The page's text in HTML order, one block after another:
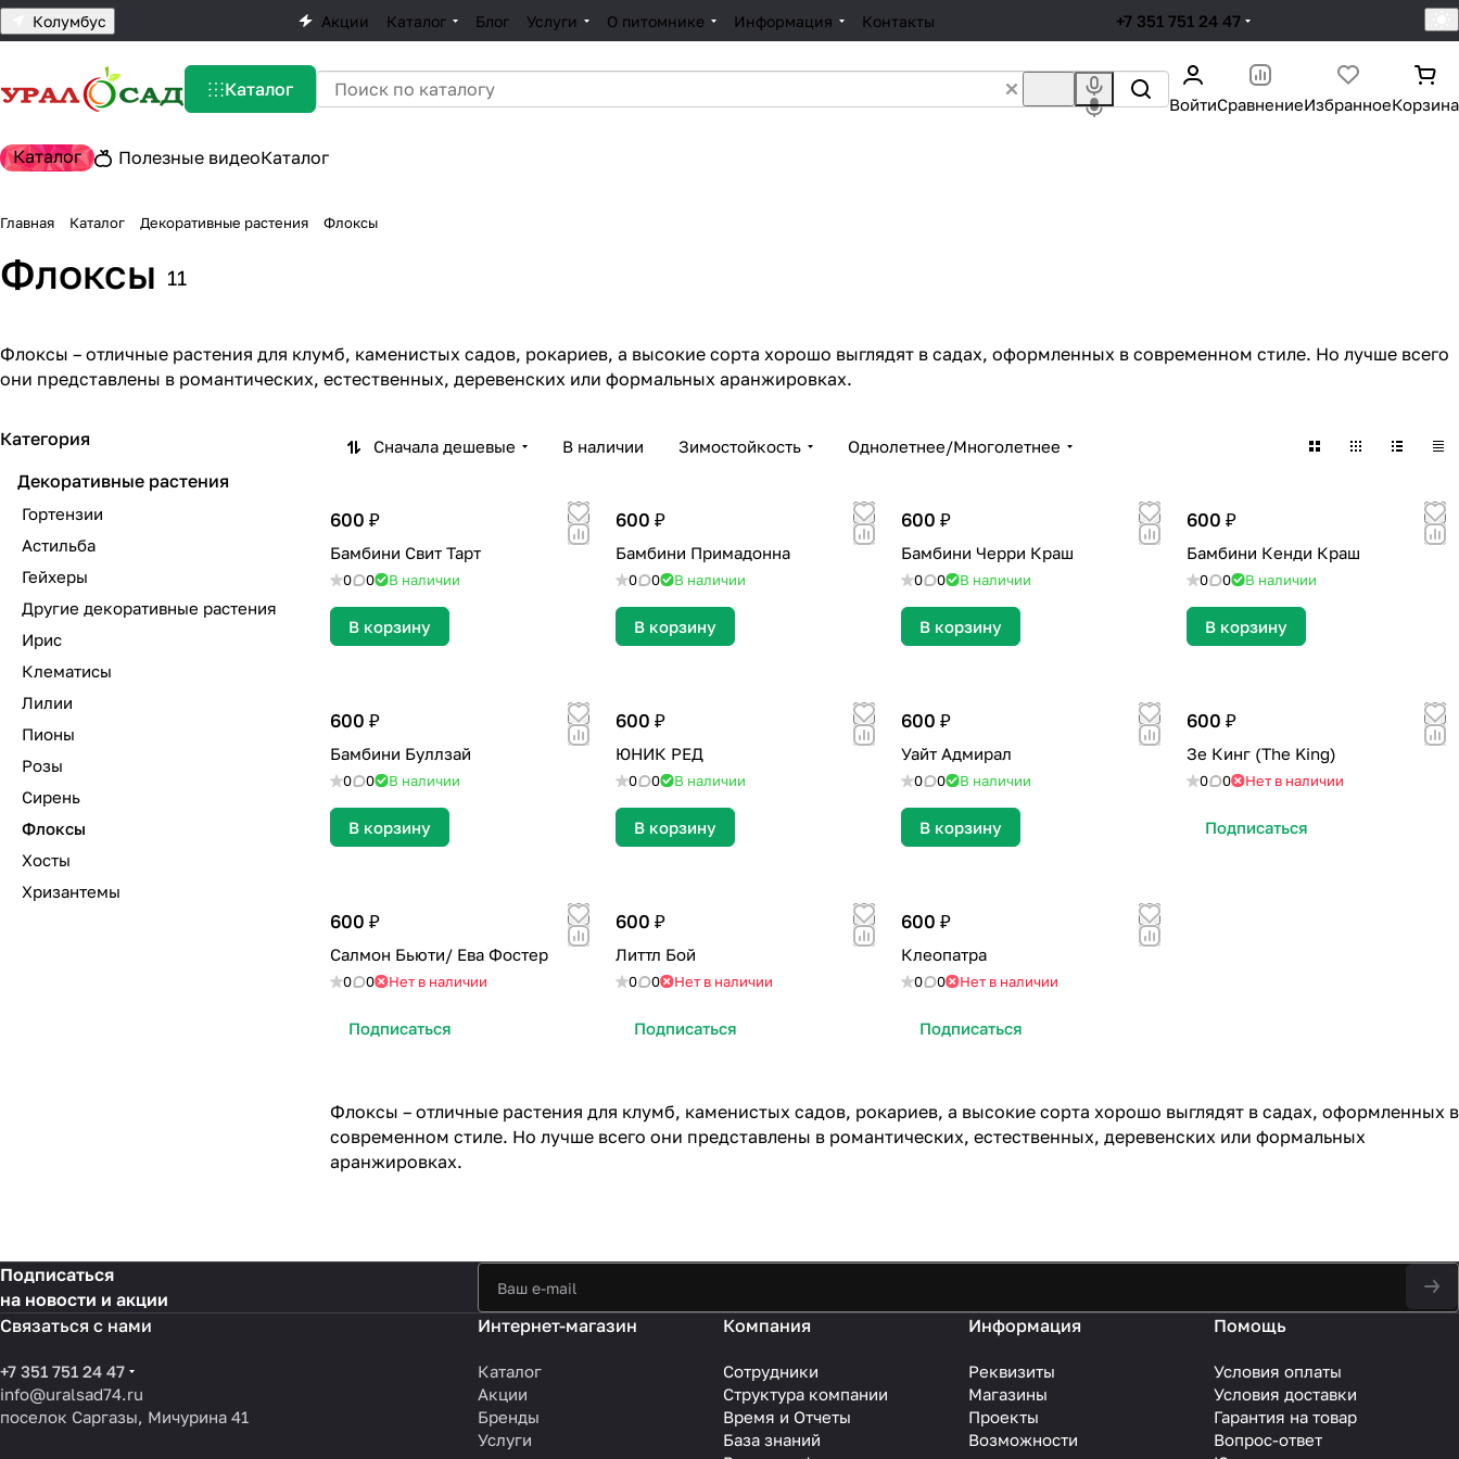
Колумбус Акции Каталог Блог Услуги О питомнике Информация Контакты +7 351 751 24 47
Каталог
ВойтиСравнениеИзбранноеКорзина
Каталог Полезные видеоКаталог
Главная Каталог Декоративные растения Флоксы
Флоксы 11
Флоксы – отличные растения для клумб, каменистых садов, рокариев, а высокие сорта хорошо выглядят в садах, оформленных в современном стиле. Но лучше всего
они представлены в романтических, естественных, деревенских или формальных аранжировках.
Сначала дешевые В наличии Зимостойкость Однолетнее/Многолетнее
600 ₽
Бамбини Свит Тарт
0 0 В наличии
В корзину
600 ₽
Бамбини Примадонна
0 0 В наличии
В корзину
600 ₽
Бамбини Черри Краш
0 0 В наличии
В корзину
600 ₽
Бамбини Кенди Краш
0 0 В наличии
В корзину
600 ₽
Бамбини Буллзай
0 0 В наличии
В корзину
600 ₽
ЮНИК РЕД
0 0 В наличии
В корзину
600 ₽
Уайт Адмирал
0 0 В наличии
В корзину
600 ₽
Зе Кинг (The King)
0 0 Нет в наличии
Подписаться
600 ₽
Салмон Бьюти/ Ева Фостер
0 0 Нет в наличии
Подписаться
600 ₽
Литтл Бой
0 0 Нет в наличии
Подписаться
600 ₽
Клеопатра
0 0 Нет в наличии
Подписаться
Флоксы – отличные растения для клумб, каменистых садов, рокариев, а высокие сорта хорошо выглядят в садах, оформленных в
современном стиле. Но лучше всего они представлены в романтических, естественных, деревенских или формальных
аранжировках.
Категория
Декоративные растения
Гортензии
Астильба
Гейхеры
Другие декоративные растения
Ирис
Клематисы
Лилии
Пионы
Розы
Сирень
Флоксы
Хосты
Хризантемы
Подписаться
на новости и акции
Связаться с нами
+7 351 751 24 47
info@uralsad74.ru
поселок Саргазы, Мичурина 41
Интернет-магазин
Каталог
Акции
Бренды
Услуги
Компания
Сотрудники
Структура компании
Время и Отчеты
База знаний
Информация
Реквизиты
Магазины
Проекты
Возможности
Помощь
Условия оплаты
Условия доставки
Гарантия на товар
Вопрос-ответ